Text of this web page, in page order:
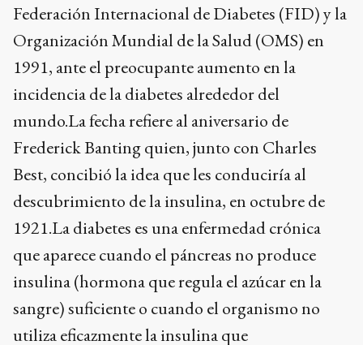
Federación Internacional de Diabetes (FID) y la
Organización Mundial de la Salud (OMS) en
1991, ante el preocupante aumento en la
incidencia de la diabetes alrededor del
mundo.La fecha refiere al aniversario de
Frederick Banting quien, junto con Charles
Best, concibió la idea que les conduciría al
descubrimiento de la insulina, en octubre de
1921.La diabetes es una enfermedad crónica
que aparece cuando el páncreas no produce
insulina (hormona que regula el azúcar en la
sangre) suficiente o cuando el organismo no
utiliza eficazmente la insulina que